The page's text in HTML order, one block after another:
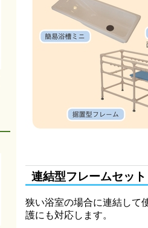
連結型フレームセット
狭い浴室の場合に連結して
護にも対応します。